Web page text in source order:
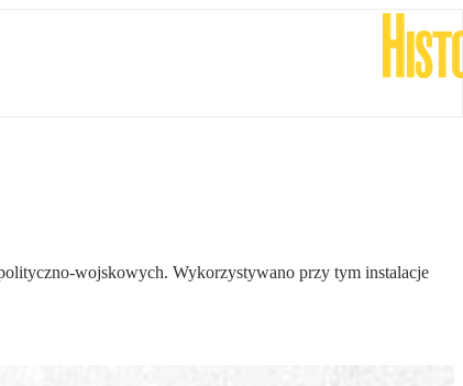
wojskowych. Wykorzystywano przy tym instalacje